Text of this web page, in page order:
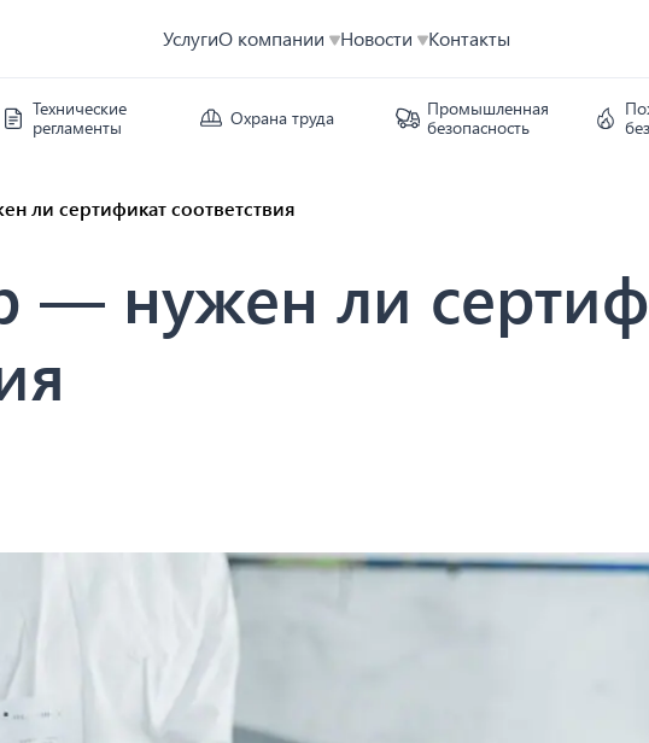
УслугиО компании Новости Контакты
Технические
регламенты
Охрана труда
Промышленная
безопасность
ли сертификат соответствия
— нужен ли